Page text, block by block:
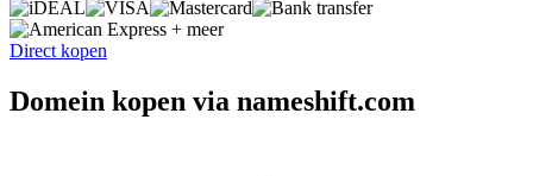
+ meer
Direct kopen
Domein kopen via nameshift.com